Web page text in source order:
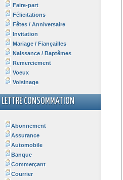
Faire-part
Félicitations
Fêtes / Anniversaire
Invitation
Mariage / Fiançailles
Naissance / Baptêmes
Remerciement
Voeux
Voisinage
LETTRE CONSOMMATION
Abonnement
Assurance
Automobile
Banque
Commerçant
Courrier